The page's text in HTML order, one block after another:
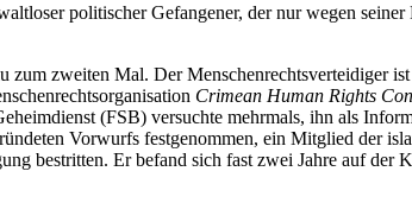
politischer Gefangener, der nur wegen
zweiten Mal. Der Menschenrechtsverteidiger
Crimean Human Rights
(FSB) versuchte mehrmals, ihn als
Vorwurfs festgenommen, ein Mitglied der
bestritten. Er befand sich fast zwei Jahre auf der